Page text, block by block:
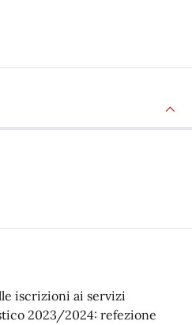
iscrizioni ai servizi
2023/2024: refezione